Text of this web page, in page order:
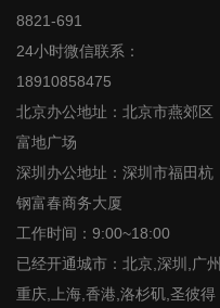
8821-691
24小时微信联系：
18910858475
北京办公地址：北京市燕郊区
富地广场
深圳办公地址：深圳市福田杭
钢富春商务大厦
工作时间：9:00~18:00
已经开通城市：北京,深圳,广州,
重庆,上海,香港,洛杉矶,圣彼得